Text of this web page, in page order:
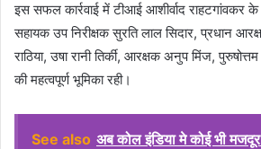
इस सफल कार्रवाई में टीआई आशीर्वाद राहटगांवकर
सहायक उप निरीक्षक सुरति लाल सिदार, प्रधान
राठिया, उषा रानी तिर्की, आरक्षक अनुप मिंज,
की महत्वपूर्ण भूमिका रही।
See also अब कोल इंडिया मे कोई भी